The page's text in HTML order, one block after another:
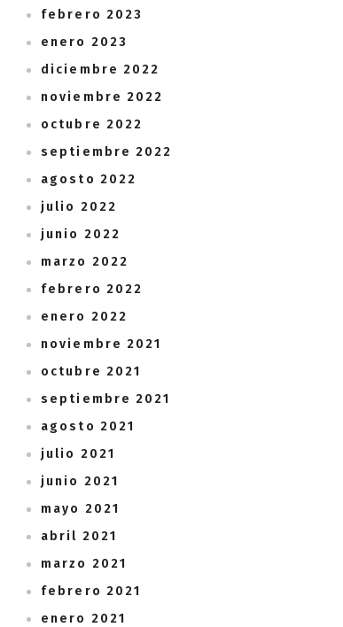
febrero 2023
enero 2023
diciembre 2022
noviembre 2022
octubre 2022
septiembre 2022
agosto 2022
julio 2022
junio 2022
marzo 2022
febrero 2022
enero 2022
noviembre 2021
octubre 2021
septiembre 2021
agosto 2021
julio 2021
junio 2021
mayo 2021
abril 2021
marzo 2021
febrero 2021
enero 2021